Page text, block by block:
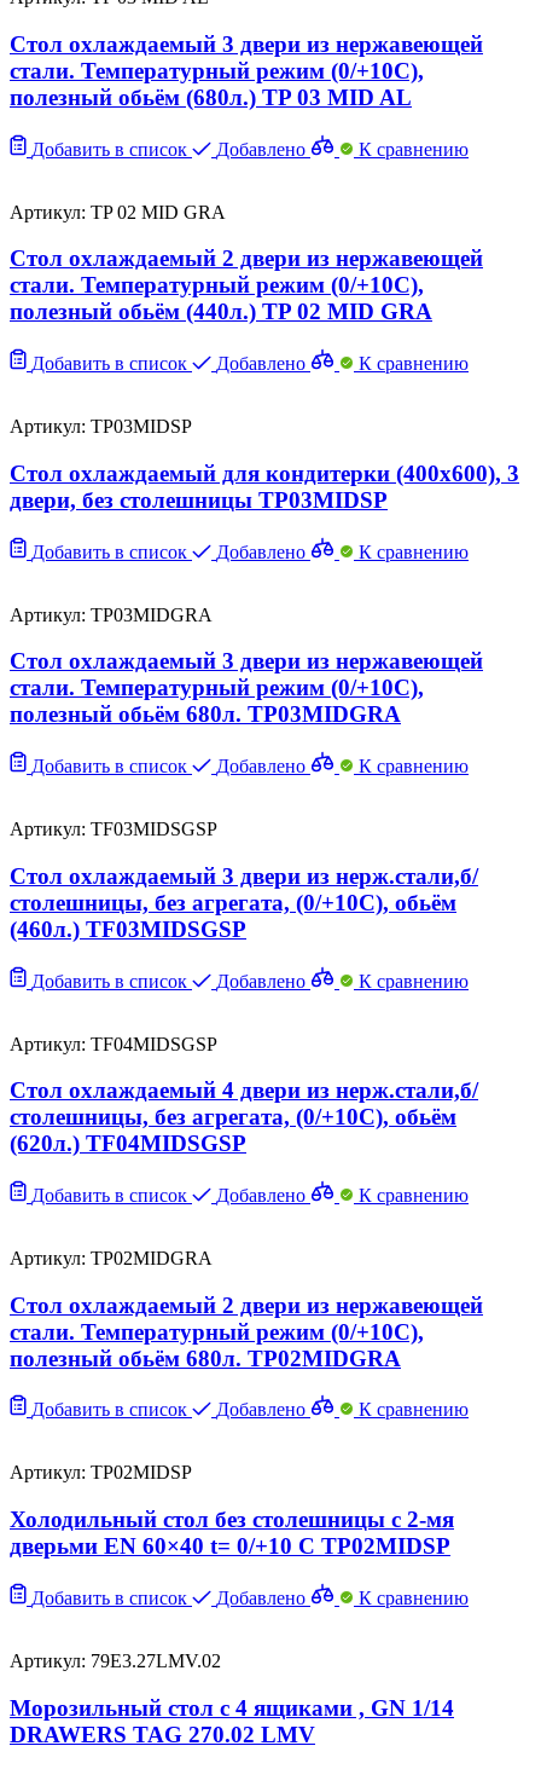
Стол охлаждаемый 3 двери из нержавеющей
стали. Температурный режим (0/+10C),
полезный обьём (680л.) TP 03 MID AL
Добавить в список Добавлено К сравнению
Артикул: TP 02 MID GRA
Стол охлаждаемый 2 двери из нержавеющей
стали. Температурный режим (0/+10C),
полезный обьём (440л.) TP 02 MID GRA
Добавить в список Добавлено К сравнению
Артикул: TP03MIDSP
Стол охлаждаемый для кондитерки (400х600), 3
двери, без столешницы TP03MIDSP
Добавить в список Добавлено К сравнению
Артикул: TP03MIDGRA
Стол охлаждаемый 3 двери из нержавеющей
стали. Температурный режим (0/+10C),
полезный обьём 680л. TP03MIDGRA
Добавить в список Добавлено К сравнению
Артикул: TF03MIDSGSP
Стол охлаждаемый 3 двери из нерж.стали,б/
столешницы, без агрегата, (0/+10C), обьём
(460л.) TF03MIDSGSP
Добавить в список Добавлено К сравнению
Артикул: TF04MIDSGSP
Стол охлаждаемый 4 двери из нерж.стали,б/
столешницы, без агрегата, (0/+10C), обьём
(620л.) TF04MIDSGSP
Добавить в список Добавлено К сравнению
Артикул: TP02MIDGRA
Стол охлаждаемый 2 двери из нержавеющей
стали. Температурный режим (0/+10C),
полезный обьём 680л. TP02MIDGRA
Добавить в список Добавлено К сравнению
Артикул: TP02MIDSP
Холодильный стол без столешницы с 2-мя
дверьми EN 60×40 t= 0/+10 C TP02MIDSP
Добавить в список Добавлено К сравнению
Артикул: 79E3.27LMV.02
Морозильный стол с 4 ящиками , GN 1/14
DRAWERS TAG 270.02 LMV